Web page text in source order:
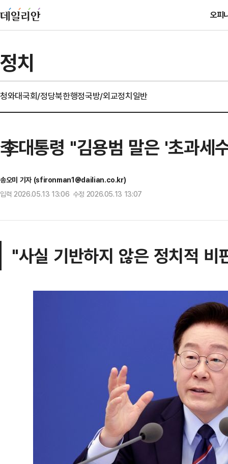
오피
정치
청와대국회/정당북한행정국방/외교정치일반
李대통령 "김용범 말은 '초과세
송오미 기자 (sfironman1@dailian.co.kr)
입력 2026.05.13 13:06 수정 2026.05.13 13:07
"사실 기반하지 않은 정치적 비